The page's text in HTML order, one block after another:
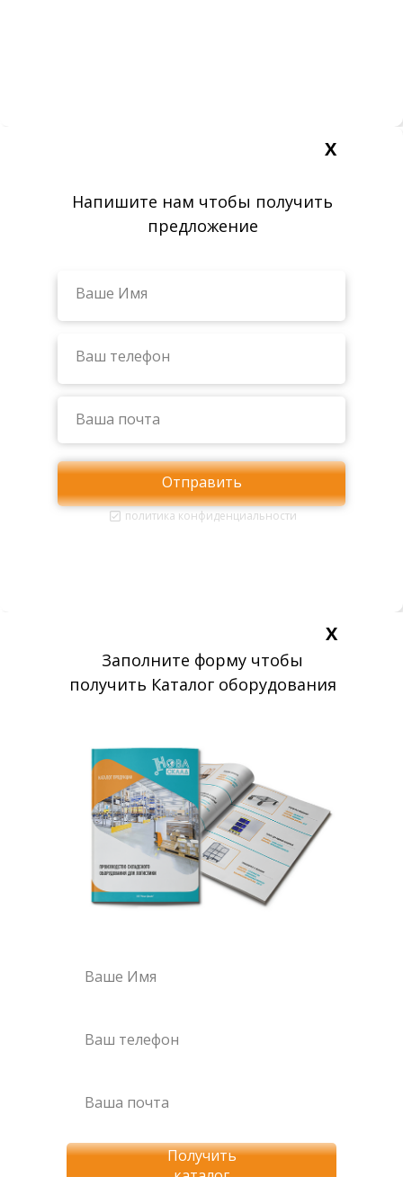
Отправить
политика конфиденциальности
Напишите нам чтобы получить
предложение
Х
Получить
Х
Заполните форму чтобы
получить Каталог оборудования